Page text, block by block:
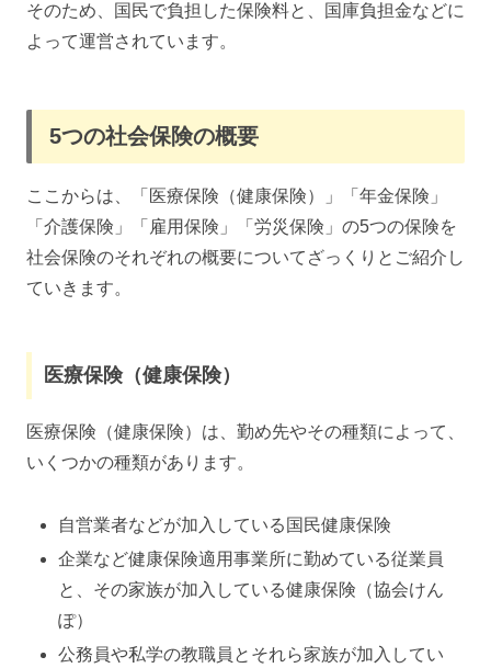
そのため、国民で負担した保険料と、国庫負担金などに
よって運営されています。
5つの社会保険の概要
ここからは、「医療保険（健康保険）」「年金保険」
「介護保険」「雇用保険」「労災保険」の5つの保険を
社会保険のそれぞれの概要についてざっくりとご紹介し
ていきます。
医療保険（健康保険）
医療保険（健康保険）は、勤め先やその種類によって、
いくつかの種類があります。
自営業者などが加入している国民健康保険
企業など健康保険適用事業所に勤めている従業員
と、その家族が加入している健康保険（協会けん
ぽ）
公務員や私学の教職員とそれら家族が加入してい